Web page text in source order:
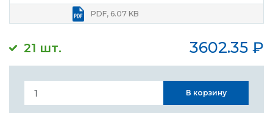
21 шт. 3602.35 ₽
PDF, 6.07 KB
В корзину